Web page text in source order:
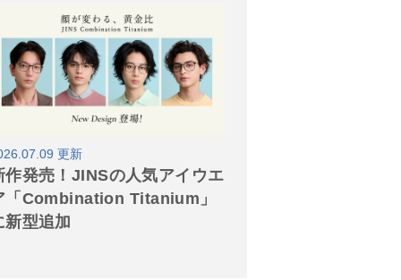
更新
作発売！JINSの人気アイウエ
「Combination Titanium」
新型追加